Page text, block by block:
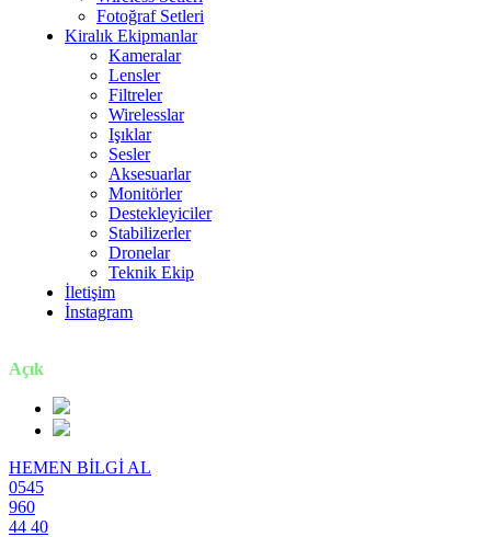
Fotoğraf Setleri
Kiralık Ekipmanlar
Kameralar
Lensler
Filtreler
Wirelesslar
Işıklar
Sesler
Aksesuarlar
Monitörler
Destekleyiciler
Stabilizerler
Dronelar
Teknik Ekip
İletişim
İnstagram
Açık
HEMEN BİLGİ AL
0545
960
44 40